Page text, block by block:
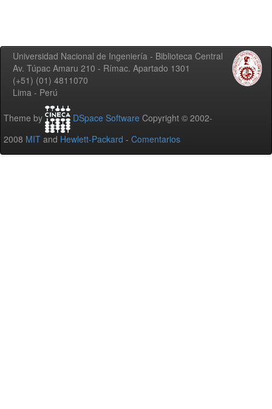
Universidad Nacional de Ingeniería - Biblioteca Central
Av. Túpac Amaru 210 - Rímac. Apartado 1301
(+51) (01) 4811070
Lima - Perú
Theme by DSpace Software Copyright © 2002-
2008 MIT and Hewlett-Packard - Comentarios